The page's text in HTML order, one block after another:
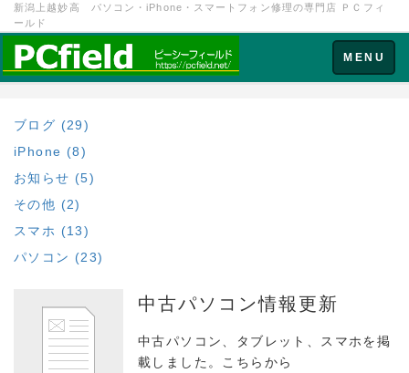
新潟上越妙高 パソコン・iPhone・スマートフォン修理の専門店 ＰＣフィ
ールド
Toggle
navigation
MENU
ブログ (29)
iPhone (8)
お知らせ (5)
その他 (2)
スマホ (13)
パソコン (23)
中古パソコン情報更新
中古パソコン、タブレット、スマホを掲
載しました。こちらから